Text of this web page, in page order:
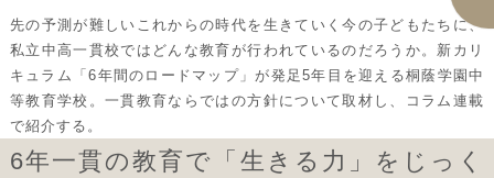
先の予測が難しいこれからの時代を生きていく今の子どもたちに、
私立中高一貫校ではどんな教育が行われているのだろうか。新カリ
キュラム「6年間のロードマップ」が発足5年目を迎える桐蔭学園中
等教育学校。一貫教育ならではの方針について取材し、コラム連載
で紹介する。
6年一貫の教育で「生きる力」をじっく